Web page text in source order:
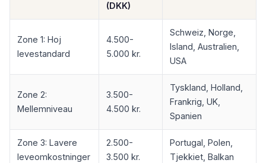
(DKK)
Zone 1: Hoj
levestandard
4.500-
5.000 kr.
Schweiz, Norge,
Island, Australien,
USA
Zone 2:
Mellemniveau
3.500-
4.500 kr.
Tyskland, Holland,
Frankrig, UK,
Spanien
Zone 3: Lavere
leveomkostninger
2.500-
3.500 kr.
Portugal, Polen,
Tjekkiet, Balkan